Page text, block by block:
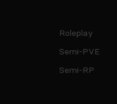
Roleplay
Semi-PVE
Semi-RP